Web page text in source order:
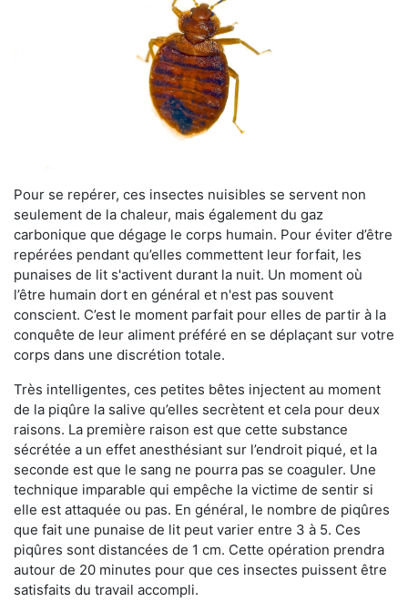
Pour se repérer, ces insectes nuisibles se servent non
seulement de la chaleur, mais également du gaz
carbonique que dégage le corps humain. Pour éviter d’être
repérées pendant qu’elles commettent leur forfait, les
punaises de lit s'activent durant la nuit. Un moment où
l’être humain dort en général et n'est pas souvent
conscient. C’est le moment parfait pour elles de partir à la
conquête de leur aliment préféré en se déplaçant sur votre
corps dans une discrétion totale.
Très intelligentes, ces petites bêtes injectent au moment
de la piqûre la salive qu’elles secrètent et cela pour deux
raisons. La première raison est que cette substance
sécrétée a un effet anesthésiant sur l’endroit piqué, et la
seconde est que le sang ne pourra pas se coaguler. Une
technique imparable qui empêche la victime de sentir si
elle est attaquée ou pas. En général, le nombre de piqûres
que fait une punaise de lit peut varier entre 3 à 5. Ces
piqûres sont distancées de 1 cm. Cette opération prendra
autour de 20 minutes pour que ces insectes puissent être
satisfaits du travail accompli.